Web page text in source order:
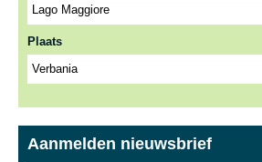
Plaats
Aanmelden nieuwsbrief